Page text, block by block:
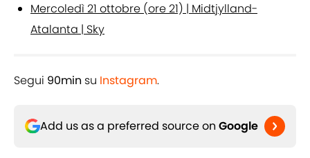
Mercoledì 21 ottobre (ore 21) | Midtjylland-
Atalanta | Sky
Segui 90min su Instagram.
Add us as a preferred source on Google